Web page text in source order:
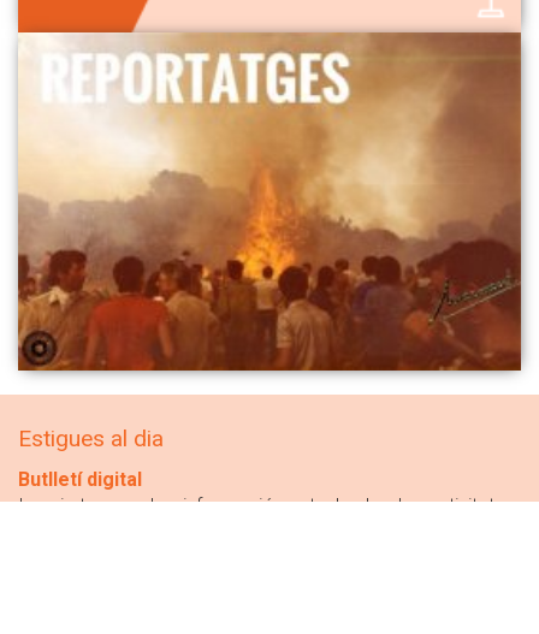
Estigues al dia
Butlletí digital
Inscriu-te per rebre informació puntual sobre les activitats